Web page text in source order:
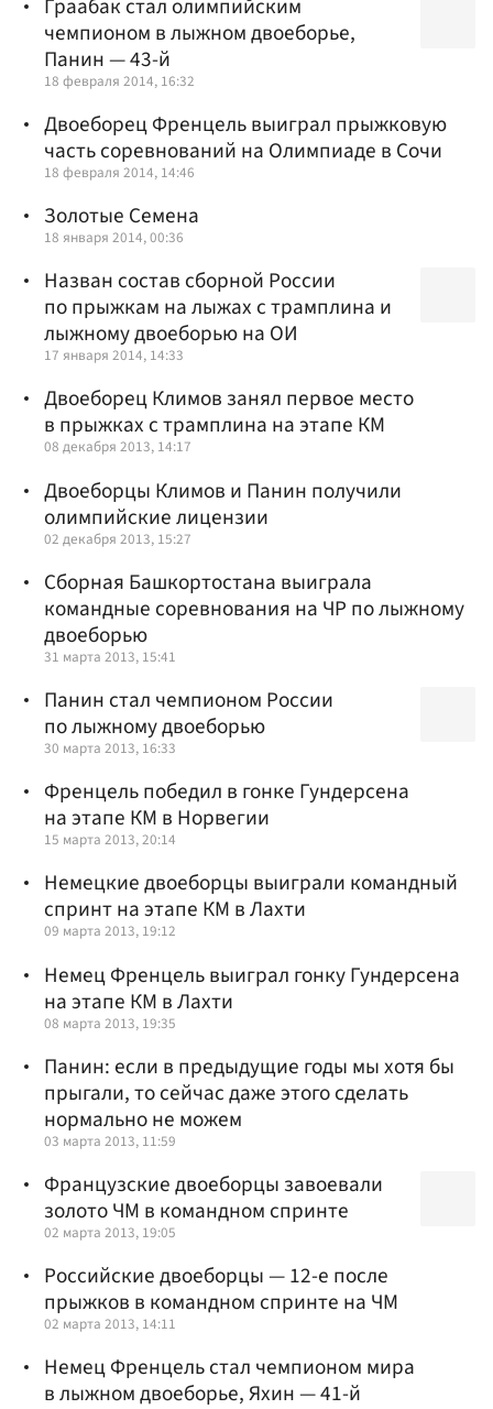
Граабак стал олимпийским
чемпионом в лыжном двоеборье,
Панин — 43-й
18 февраля 2014, 16:32
Двоеборец Френцель выиграл прыжковую
часть соревнований на Олимпиаде в Сочи
18 февраля 2014, 14:46
Золотые Семена
18 января 2014, 00:36
Назван состав сборной России
по прыжкам на лыжах с трамплина и
лыжному двоеборью на ОИ
17 января 2014, 14:33
Двоеборец Климов занял первое место
в прыжках с трамплина на этапе КМ
08 декабря 2013, 14:17
Двоеборцы Климов и Панин получили
олимпийские лицензии
02 декабря 2013, 15:27
Сборная Башкортостана выиграла
командные соревнования на ЧР по лыжному
двоеборью
31 марта 2013, 15:41
Панин стал чемпионом России
по лыжному двоеборью
30 марта 2013, 16:33
Френцель победил в гонке Гундерсена
на этапе КМ в Норвегии
15 марта 2013, 20:14
Немецкие двоеборцы выиграли командный
спринт на этапе КМ в Лахти
09 марта 2013, 19:12
Немец Френцель выиграл гонку Гундерсена
на этапе КМ в Лахти
08 марта 2013, 19:35
Панин: если в предыдущие годы мы хотя бы
прыгали, то сейчас даже этого сделать
нормально не можем
03 марта 2013, 11:59
Французские двоеборцы завоевали
золото ЧМ в командном спринте
02 марта 2013, 19:05
Российские двоеборцы — 12-е после
прыжков в командном спринте на ЧМ
02 марта 2013, 14:11
Немец Френцель стал чемпионом мира
в лыжном двоеборье, Яхин — 41-й